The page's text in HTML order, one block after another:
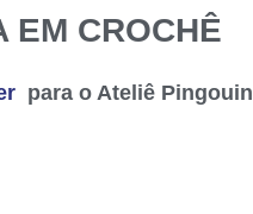
EM CROCHÊ
para o Ateliê Pingouin